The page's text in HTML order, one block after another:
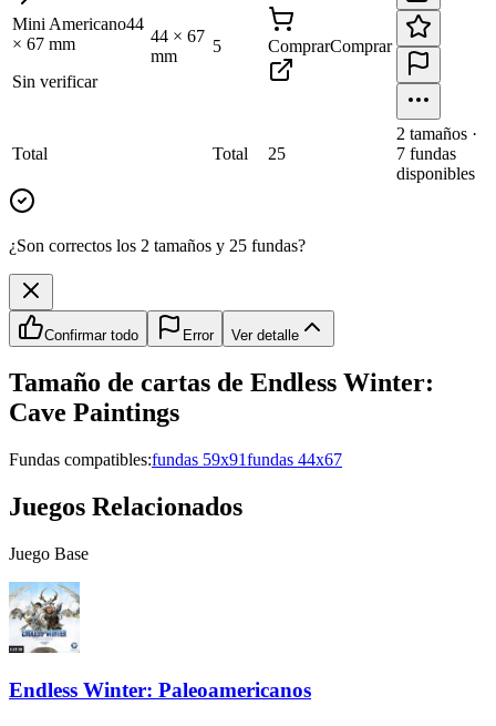
Mini Americano44
× 67 mm
Sin verificar
44 × 67
mm
5 ComprarComprar
Total Total 25
2 tamaños ·
7 fundas
disponibles
¿Son correctos los 2 tamaños y 25 fundas?
Confirmar todo Error Ver detalle
Tamaño de cartas de Endless Winter:
Cave Paintings
Fundas compatibles:fundas 59x91fundas 44x67
Juegos Relacionados
Juego Base
Endless Winter: Paleoamericanos